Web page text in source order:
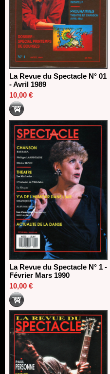
La Revue du Spectacle N° 01
- Avril 1989
10,00 €
La Revue du Spectacle N° 1 -
Février Mars 1990
10,00 €